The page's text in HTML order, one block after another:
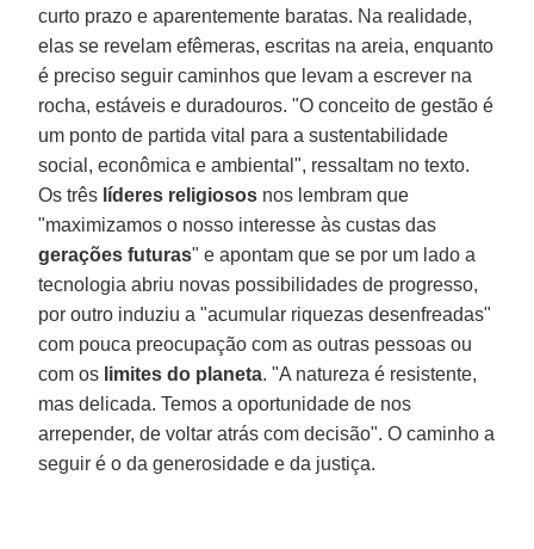
curto prazo e aparentemente baratas. Na realidade,
elas se revelam efêmeras, escritas na areia, enquanto
é preciso seguir caminhos que levam a escrever na
rocha, estáveis e duradouros. "O conceito de gestão é
um ponto de partida vital para a sustentabilidade
social, econômica e ambiental", ressaltam no texto.
Os três líderes religiosos nos lembram que
"maximizamos o nosso interesse às custas das
gerações futuras" e apontam que se por um lado a
tecnologia abriu novas possibilidades de progresso,
por outro induziu a "acumular riquezas desenfreadas"
com pouca preocupação com as outras pessoas ou
com os limites do planeta. "A natureza é resistente,
mas delicada. Temos a oportunidade de nos
arrepender, de voltar atrás com decisão". O caminho a
seguir é o da generosidade e da justiça.